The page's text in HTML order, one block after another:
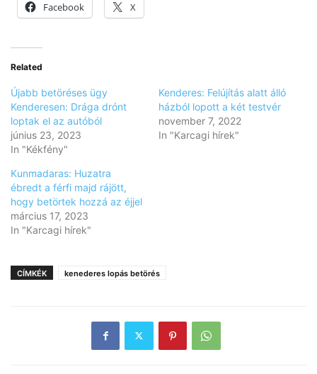
Facebook X
Related
Újabb betöréses ügy
Kenderesen: Drága drónt
loptak el az autóból
június 23, 2023
In "Kékfény"
Kenderes: Felújítás alatt álló
házból lopott a két testvér
november 7, 2022
In "Karcagi hírek"
Kunmadaras: Huzatra
ébredt a férfi majd rájött,
hogy betörtek hozzá az éjjel
március 17, 2023
In "Karcagi hírek"
CÍMKÉK kenederes lopás betörés